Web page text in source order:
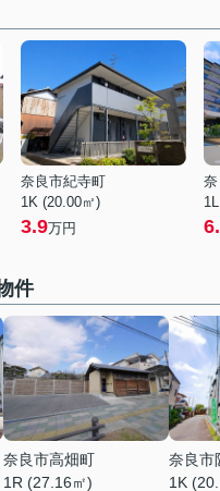
奈良市紀寺町
1K (20.00㎡)
3.9万円
件
奈良市高畑町
1R (27.16㎡)
奈良市
1K